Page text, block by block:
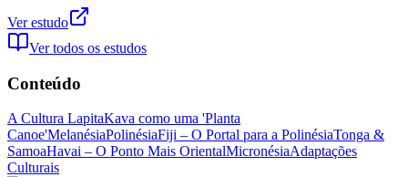
Ver estudo
Ver todos os estudos
Conteúdo
A Cultura LapitaKava como uma 'Planta
Canoe'MelanésiaPolinésiaFiji – O Portal para a PolinésiaTonga &
SamoaHavai – O Ponto Mais OrientalMicronésiaAdaptações
Culturais